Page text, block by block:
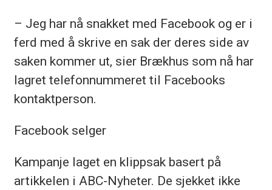
– Jeg har nå snakket med Facebook og er i
ferd med å skrive en sak der deres side av
saken kommer ut, sier Brækhus som nå har
lagret telefonnummeret til Facebooks
kontaktperson.
Facebook selger
Kampanje laget en klippsak basert på
artikkelen i ABC-Nyheter. De sjekket ikke